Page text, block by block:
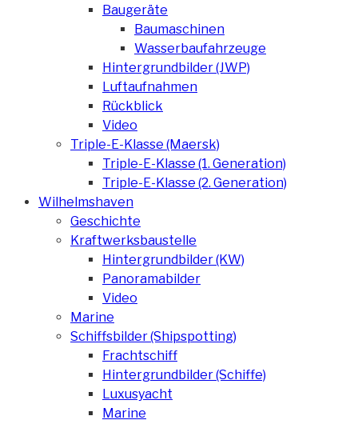
Baugeräte
Baumaschinen
Wasserbaufahrzeuge
Hintergrundbilder (JWP)
Luftaufnahmen
Rückblick
Video
Triple-E-Klasse (Maersk)
Triple-E-Klasse (1. Generation)
Triple-E-Klasse (2. Generation)
Wilhelmshaven
Geschichte
Kraftwerksbaustelle
Hintergrundbilder (KW)
Panoramabilder
Video
Marine
Schiffsbilder (Shipspotting)
Frachtschiff
Hintergrundbilder (Schiffe)
Luxusyacht
Marine